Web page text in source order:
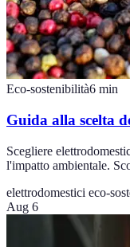
Eco-sostenibilità6 min
Guida alla scelta
Scegliere
l'impatto ambientale.
elettrodomestici eco-
Aug 6